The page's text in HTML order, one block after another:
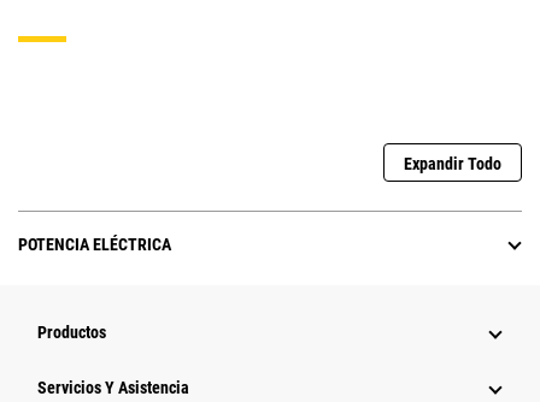
Expandir Todo
POTENCIA ELÉCTRICA
Productos
Servicios Y Asistencia